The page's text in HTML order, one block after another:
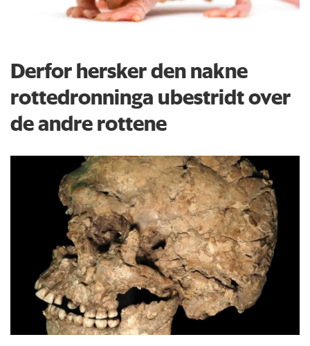
Derfor hersker den nakne
rottedronninga ubestridt over
de andre rottene